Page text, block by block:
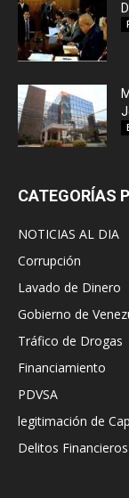
CATEGORÍAS
NOTICIAS AL DIA
Corrupción
Lavado de Dinero
Gobierno de
Tráfico de Drogas
Financiamiento
PDVSA
legitimación de
Delitos Financieros